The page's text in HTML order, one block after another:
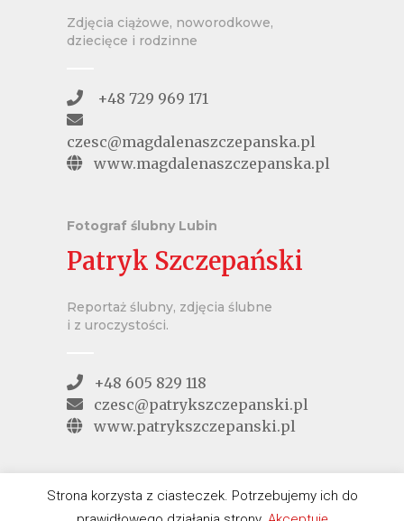
Zdjęcia ciążowe, noworodkowe,
dziecięce i rodzinne
+48 729 969 171
czesc@magdalenaszczepanska.pl
www.magdalenaszczepanska.pl
Fotograf ślubny Lubin
Patryk Szczepański
Reportaż ślubny, zdjęcia ślubne
i z uroczystości.
+48 605 829 118
czesc@patrykszczepanski.pl
www.patrykszczepanski.pl
Strona korzysta z ciasteczek. Potrzebujemy ich do